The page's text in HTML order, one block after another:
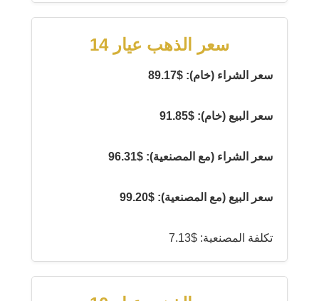
سعر الذهب عيار 14
سعر الشراء (خام): $89.17
سعر البيع (خام): $91.85
سعر الشراء (مع المصنعية): $96.31
سعر البيع (مع المصنعية): $99.20
تكلفة المصنعية: $7.13